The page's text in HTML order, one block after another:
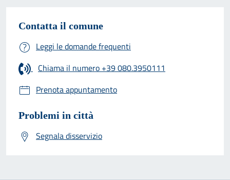
Contatta il comune
Leggi le domande frequenti
Chiama il numero +39 080.3950111
Prenota appuntamento
Problemi in città
Segnala disservizio